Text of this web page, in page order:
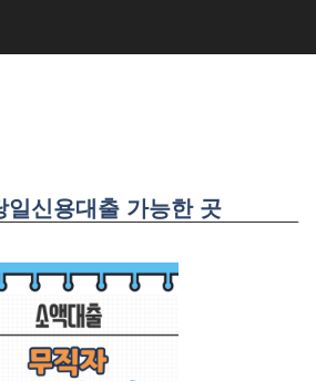
일신용대출 가능한 곳